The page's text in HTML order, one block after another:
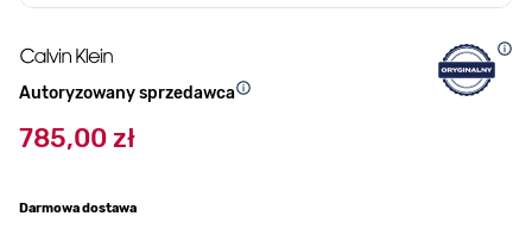
Autoryzowany sprzedawca
785,00 zł
Darmowa dostawa